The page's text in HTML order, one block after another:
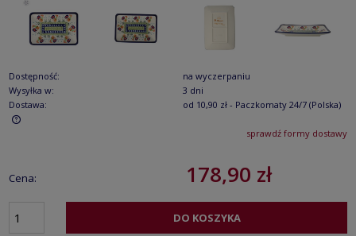
Dostępność:
na wyczerpaniu
Wysyłka w:
3 dni
Dostawa:
od 10,90 zł - Paczkomaty 24/7 (Polska)
Cena nie zawiera ewentualnych kosztów płatnościsprawdź formy dostawy
Cena: 178,90 zł
DO KOSZYKA